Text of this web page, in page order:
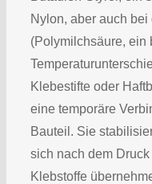
Nylon, aber auch
(Polymilchsäure, ein
Klebestifte oder
eine temporäre
Bauteil. Sie
sich nach dem
Klebstoffe